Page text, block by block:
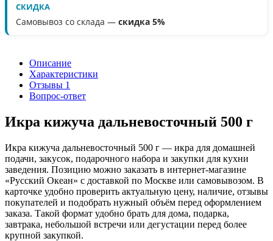
СКИДКА
Самовывоз со склада — скидка 5%
Описание
Характеристики
Отзывы 1
Вопрос-ответ
Икра кижуча дальневосточный 500 г
Икра кижуча дальневосточный 500 г — икра для домашней
подачи, закусок, подарочного набора и закупки для кухни
заведения. Позицию можно заказать в интернет-магазине
«Русский Океан» с доставкой по Москве или самовывозом. В
карточке удобно проверить актуальную цену, наличие, отзывы
покупателей и подобрать нужный объём перед оформлением
заказа. Такой формат удобно брать для дома, подарка,
завтрака, небольшой встречи или дегустации перед более
крупной закупкой.